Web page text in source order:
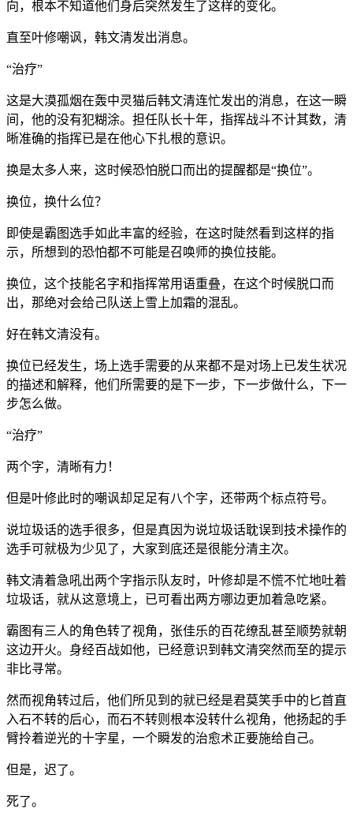
向，根本不知道他们身后突然发生了这样的变化。
直至叶修嘲讽，韩文清发出消息。
“治疗”
这是大漠孤烟在轰中灵猫后韩文清连忙发出的消息，在这一瞬
间，他的没有犯糊涂。担任队长十年，指挥战斗不计其数，清
晰准确的指挥已是在他心下扎根的意识。
换是太多人来，这时候恐怕脱口而出的提醒都是“换位”。
换位，换什么位？
即使是霸图选手如此丰富的经验，在这时陡然看到这样的指
示，所想到的恐怕都不可能是召唤师的换位技能。
换位，这个技能名字和指挥常用语重叠，在这个时候脱口而
出，那绝对会给己队送上雪上加霜的混乱。
好在韩文清没有。
换位已经发生，场上选手需要的从来都不是对场上已发生状况
的描述和解释，他们所需要的是下一步，下一步做什么，下一
步怎么做。
“治疗”
两个字，清晰有力！
但是叶修此时的嘲讽却足足有八个字，还带两个标点符号。
说垃圾话的选手很多，但是真因为说垃圾话耽误到技术操作的
选手可就极为少见了，大家到底还是很能分清主次。
韩文清着急吼出两个字指示队友时，叶修却是不慌不忙地吐着
垃圾话，就从这意境上，已可看出两方哪边更加着急吃紧。
霸图有三人的角色转了视角，张佳乐的百花缭乱甚至顺势就朝
这边开火。身经百战如他，已经意识到韩文清突然而至的提示
非比寻常。
然而视角转过后，他们所见到的就已经是君莫笑手中的匕首直
入石不转的后心，而石不转则根本没转什么视角，他扬起的手
臂拎着逆光的十字星，一个瞬发的治愈术正要施给自己。
但是，迟了。
死了。